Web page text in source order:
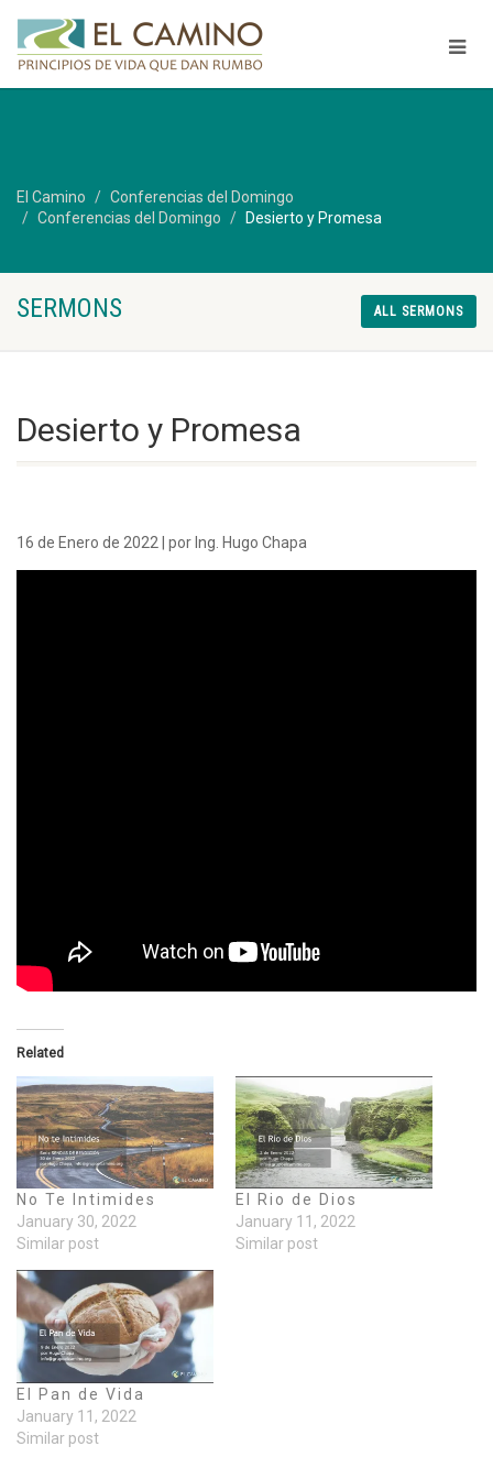
El Camino
Conferencias del Domingo
Conferencias del Domingo
Desierto y Promesa
SERMONS ALL SERMONS
Desierto y Promesa
16 de Enero de 2022 | por Ing. Hugo Chapa
Related
No Te Intimides
January 30, 2022
Similar post
El Rio de Dios
January 11, 2022
Similar post
El Pan de Vida
January 11, 2022
Similar post